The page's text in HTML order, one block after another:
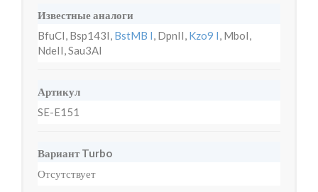
Известные аналоги
BfuCI, Bsp143I, BstMB I, DpnII, Kzo9 I, MboI,
NdeII, Sau3AI
Артикул
SE-E151
Вариант Turbo
Отсутствует